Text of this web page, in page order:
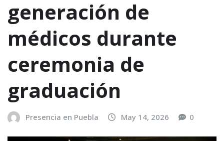
generación de
médicos durante
ceremonia de
graduación
Presencia en Puebla May 14, 2026 0